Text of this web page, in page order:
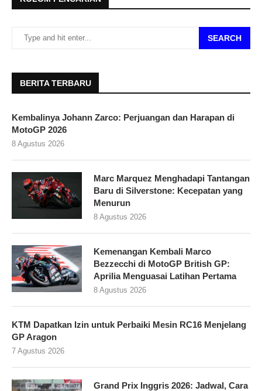
SEARCH
BERITA TERBARU
Kembalinya Johann Zarco: Perjuangan dan Harapan di
MotoGP 2026
8 Agustus 2026
Marc Marquez Menghadapi Tantangan
Baru di Silverstone: Kecepatan yang
Menurun
8 Agustus 2026
Kemenangan Kembali Marco
Bezzecchi di MotoGP British GP:
Aprilia Menguasai Latihan Pertama
8 Agustus 2026
KTM Dapatkan Izin untuk Perbaiki Mesin RC16 Menjelang
GP Aragon
7 Agustus 2026
Grand Prix Inggris 2026: Jadwal, Cara